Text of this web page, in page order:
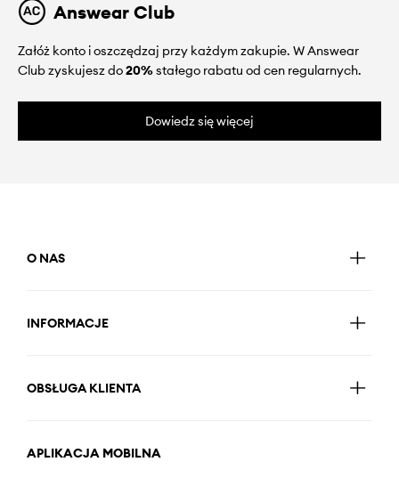
Answear Club
Załóż konto i oszczędzaj przy każdym zakupie. W Answear
Club zyskujesz do20%stałego rabatu od cen regularnych.
Dowiedz się więcej
O NAS
INFORMACJE
OBSŁUGA KLIENTA
APLIKACJA MOBILNA